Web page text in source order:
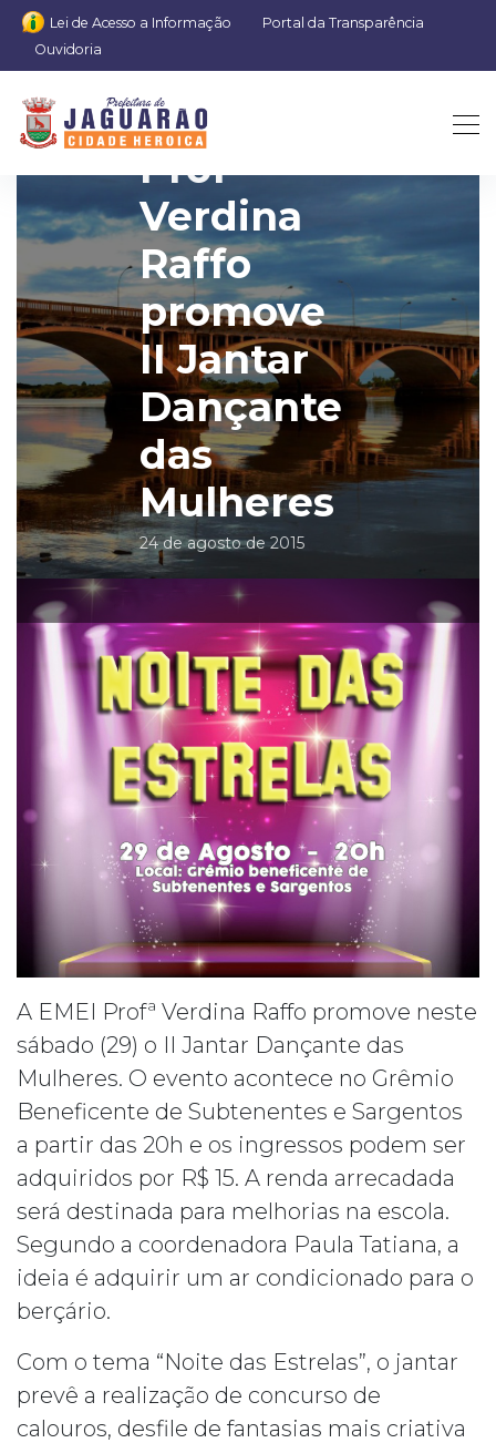
Lei de Acesso a Informação
Portal da Transparência
Ouvidoria
EMEI
Profª
Verdina
Raffo
promove
II Jantar
Dançante
das
Mulheres
24 de agosto de 2015
A EMEI Profª Verdina Raffo promove neste
sábado (29) o II Jantar Dançante das
Mulheres. O evento acontece no Grêmio
Beneficente de Subtenentes e Sargentos
a partir das 20h e os ingressos podem ser
adquiridos por R$ 15. A renda arrecadada
será destinada para melhorias na escola.
Segundo a coordenadora Paula Tatiana, a
ideia é adquirir um ar condicionado para o
berçário.
Com o tema “Noite das Estrelas”, o jantar
prevê a realização de concurso de
calouros, desfile de fantasias mais criativa